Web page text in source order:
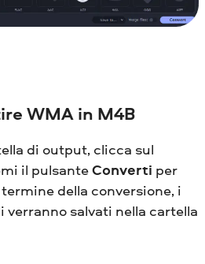
WMA in M4B
di output, clicca sul
il pulsanteConverti per
della conversione, i
salvati nella cartella